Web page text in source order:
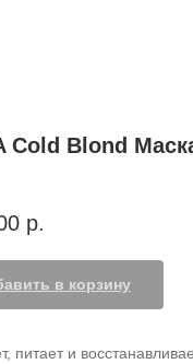
Cold Blond
р.
в корзину
питает и